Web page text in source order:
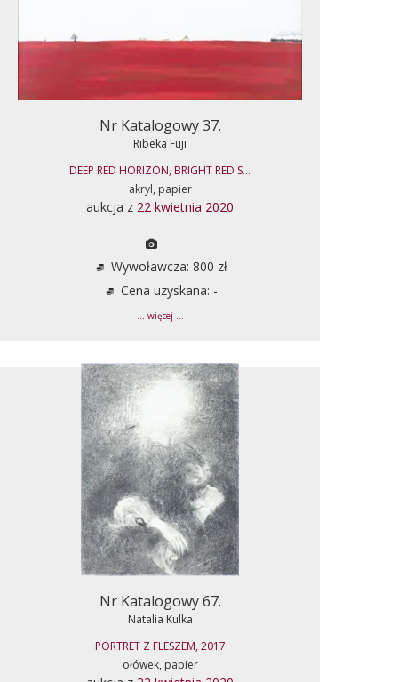
Nr Katalogowy 37.
Ribeka Fuji
DEEP RED HORIZON, BRIGHT RED S...
akryl, papier
aukcja z 22 kwietnia 2020
Wywoławcza: 800 zł
Cena uzyskana: -
... więcej ...
Nr Katalogowy 67.
Natalia Kulka
PORTRET Z FLESZEM, 2017
ołówek, papier